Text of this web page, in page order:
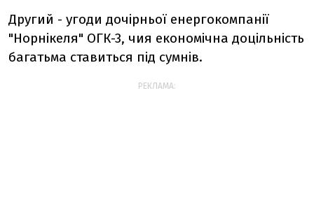
Другий - угоди дочірньої енергокомпанії
"Норнікеля" ОГК-3, чия економічна доцільність
багатьма ставиться під сумнів.
РЕКЛАМА: